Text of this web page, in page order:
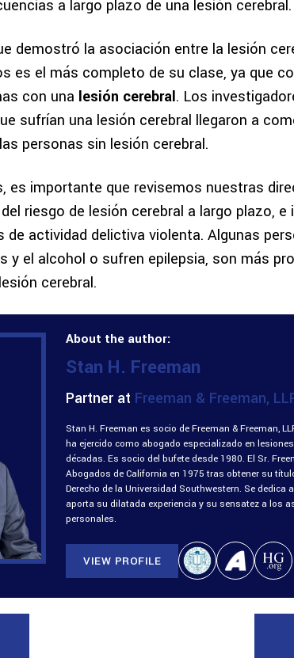
a largo plazo de una lesión cerebral.
demostró la asociación entre la lesión
es el más completo de su clase, ya que
con una lesión cerebral. Los
sufrían una lesión cerebral llegaron a
personas sin lesión cerebral.
es importante que revisemos nuestras
riesgo de lesión cerebral a largo plazo,
de actividad delictiva violenta. Algunas
y el alcohol o sufren epilepsia, son más
cerebral.
About the author:
Stan H. Freeman
Partner at Freeman & Freeman,
Stan H. Freeman es socio de Freeman & Freeman,
ha ejercido como abogado especializado en
décadas. Es socio del bufete desde 1980. El Sr.
Abogados de California en 1975 tras obtener su
Derecho de la Universidad Southwestern. Se
aporta su dilatada experiencia y su sensatez a los
personales.
VIEW PROFILE